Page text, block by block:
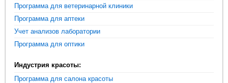
Программа для ветеринарной клиники
Программа для аптеки
Учет анализов лаборатории
Программа для оптики
Индустрия красоты:
Программа для салона красоты